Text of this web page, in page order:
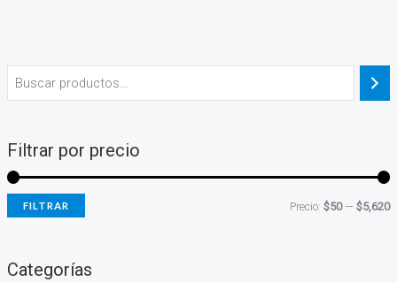
Filtrar por precio
FILTRAR Precio:$50—$5,620
Categorías